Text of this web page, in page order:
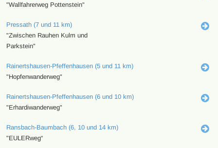
"Wallfahrerweg Pottenstein"
Pressath (7 und 11 km)
"Zwischen Rauhen Kulm und
Parkstein"
Rainertshausen-Pfeffenhausen (5 und 11 km)
"Hopfenwanderweg"
Rainertshausen-Pfeffenhausen (6 und 10 km)
"Erhardiwanderweg"
Ransbach-Baumbach (6, 10 und 14 km)
"EULERweg“